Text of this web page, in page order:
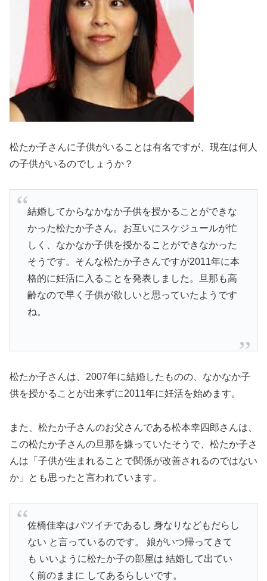
松たか子さんに子供がいることは有名ですが、現在は何人
の子供がいるのでしょうか？
結婚してからなかなか子供を授かることができな
かった松たか子さん。お互いにスケジュールが忙
しく、なかなか子供を授かることができなかった
そうです。そんな松たか子さんですが2011年に本
格的に妊活に入ることを発表しました。旦那も高
齢なので早く子供が欲しいと思っていたようです
ね。
松たか子さんは、2007年に結婚したものの、なかなか子
供を授かることが出来ずに2011年に妊活を始めます。
また、松たか子さんのお父さんである松本幸四郎さんは、
この松たか子さんの旦那を嫌っていたそうで、松たか子さ
んは「子供が生まれることで関係が改善されるのではない
か」とも思ったと言われています。
佐橋佳幸はバツイチであるし 身なりなどもだらし
ない と言っているのです。 娘がいつ帰ってきて
も いいように松たか子の部屋は 結婚して出てい
く前のままに してあるらしいです。